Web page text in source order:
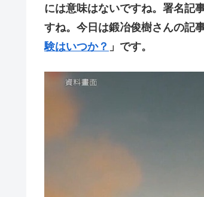
には意味はないですね。署名記
すね。今日は鍛冶俊樹さんの記
験はいつか？ 」です。